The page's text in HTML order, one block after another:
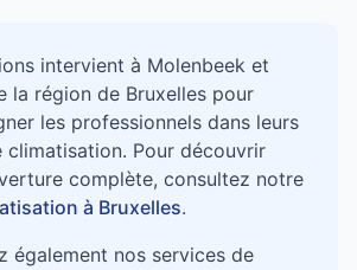
intervient à Molenbeek et
la région de Bruxelles pour
les professionnels dans leurs
climatisation. Pour découvrir
complète, consultez notre
à Bruxelles.
également nos services de